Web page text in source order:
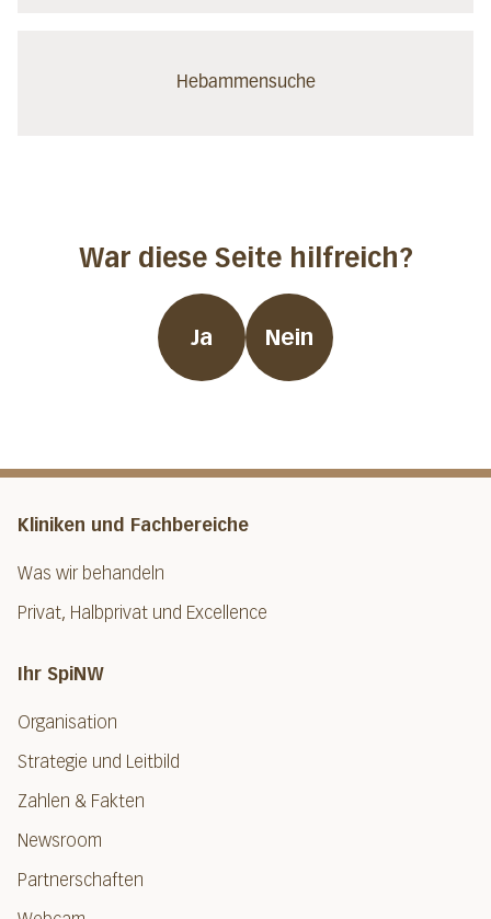
Hebammensuche
War diese Seite hilfreich?
Ja Nein
Kliniken und Fachbereiche
Was wir behandeln
Privat, Halbprivat und Excellence
Ihr SpiNW
Organisation
Strategie und Leitbild
Zahlen & Fakten
Newsroom
Partnerschaften